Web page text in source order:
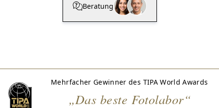
Beratung
Mehrfacher Gewinner des TIPA World Awards
„Das beste Fotolabor“